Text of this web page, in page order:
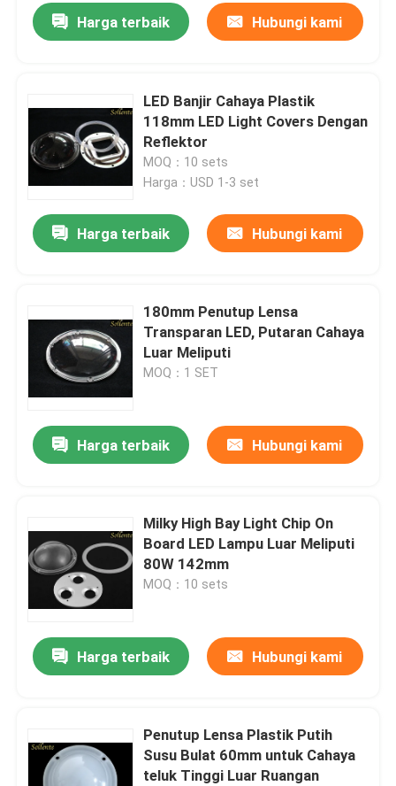
Harga terbaik Hubungi kami
LED Banjir Cahaya Plastik
118mm LED Light Covers Dengan
Reflektor
MOQ：10 sets
Harga：USD 1-3 set
Harga terbaik Hubungi kami
180mm Penutup Lensa
Transparan LED, Putaran Cahaya
Luar Meliputi
MOQ：1 SET
Harga terbaik Hubungi kami
Milky High Bay Light Chip On
Board LED Lampu Luar Meliputi
80W 142mm
MOQ：10 sets
Harga terbaik Hubungi kami
Penutup Lensa Plastik Putih
Susu Bulat 60mm untuk Cahaya
teluk Tinggi Luar Ruangan